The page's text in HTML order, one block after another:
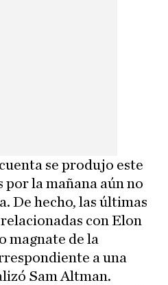
se produjo este
por la mañana aún no
De hecho, las últimas
con Elon
magnate de la
a una
Sam Altman.